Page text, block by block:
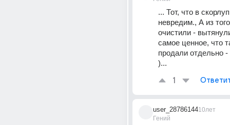
... Тот, что в
невредим., А из
очистили -
самое ценное, что
продали отдельно -
)...
1
user_28786144
Гений
10лет